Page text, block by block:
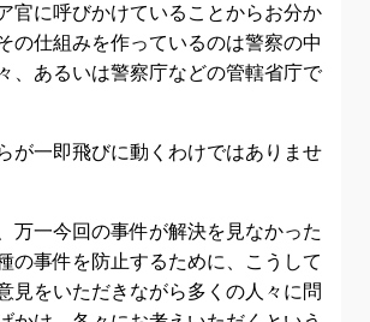
官に呼びかけていることからお分か
の仕組みを作っているのは警察の中
、あるいは警察庁などの管轄省庁で
が一即飛びに動くわけではありませ
万一今回の事件が解決を見なかった
の事件を防止するために、こうして
見をいただきながら多くの人々に問